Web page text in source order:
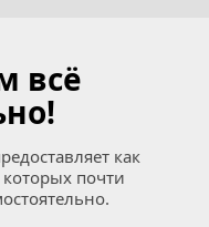
всё
как
почти